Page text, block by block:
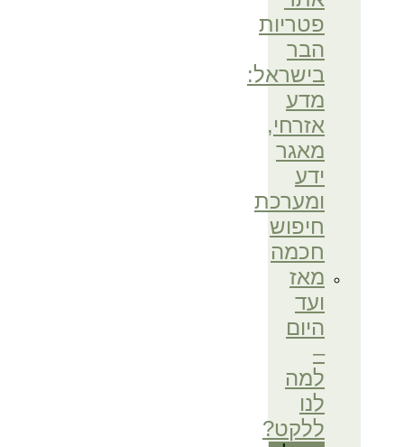
פטריות
הבר
בישראל:
מדע
אזרחי,
מאגר
ידע
ומערכת
חיפוש
חכמה
מאז
ועד
היום
–
למה
לנו
ללקט?